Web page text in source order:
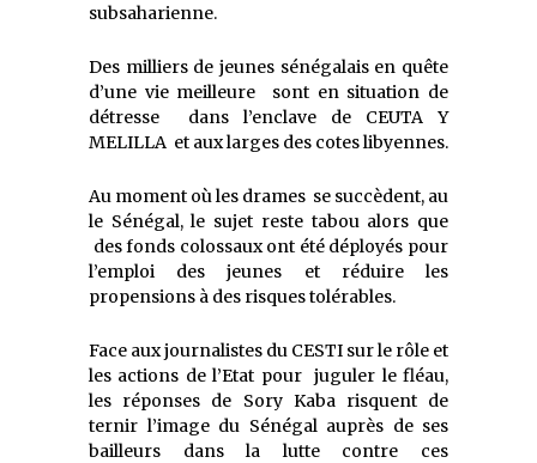
subsaharienne.
Des milliers de jeunes sénégalais en quête
d’une vie meilleure sont en situation de
détresse dans l’enclave de CEUTA Y
MELILLA et aux larges des cotes libyennes.
Au moment où les drames se succèdent, au
le Sénégal, le sujet reste tabou alors que
des fonds colossaux ont été déployés pour
l’emploi des jeunes et réduire les
propensions à des risques tolérables.
Face aux journalistes du CESTI sur le rôle et
les actions de l’Etat pour juguler le fléau,
les réponses de Sory Kaba risquent de
ternir l’image du Sénégal auprès de ses
bailleurs dans la lutte contre ces